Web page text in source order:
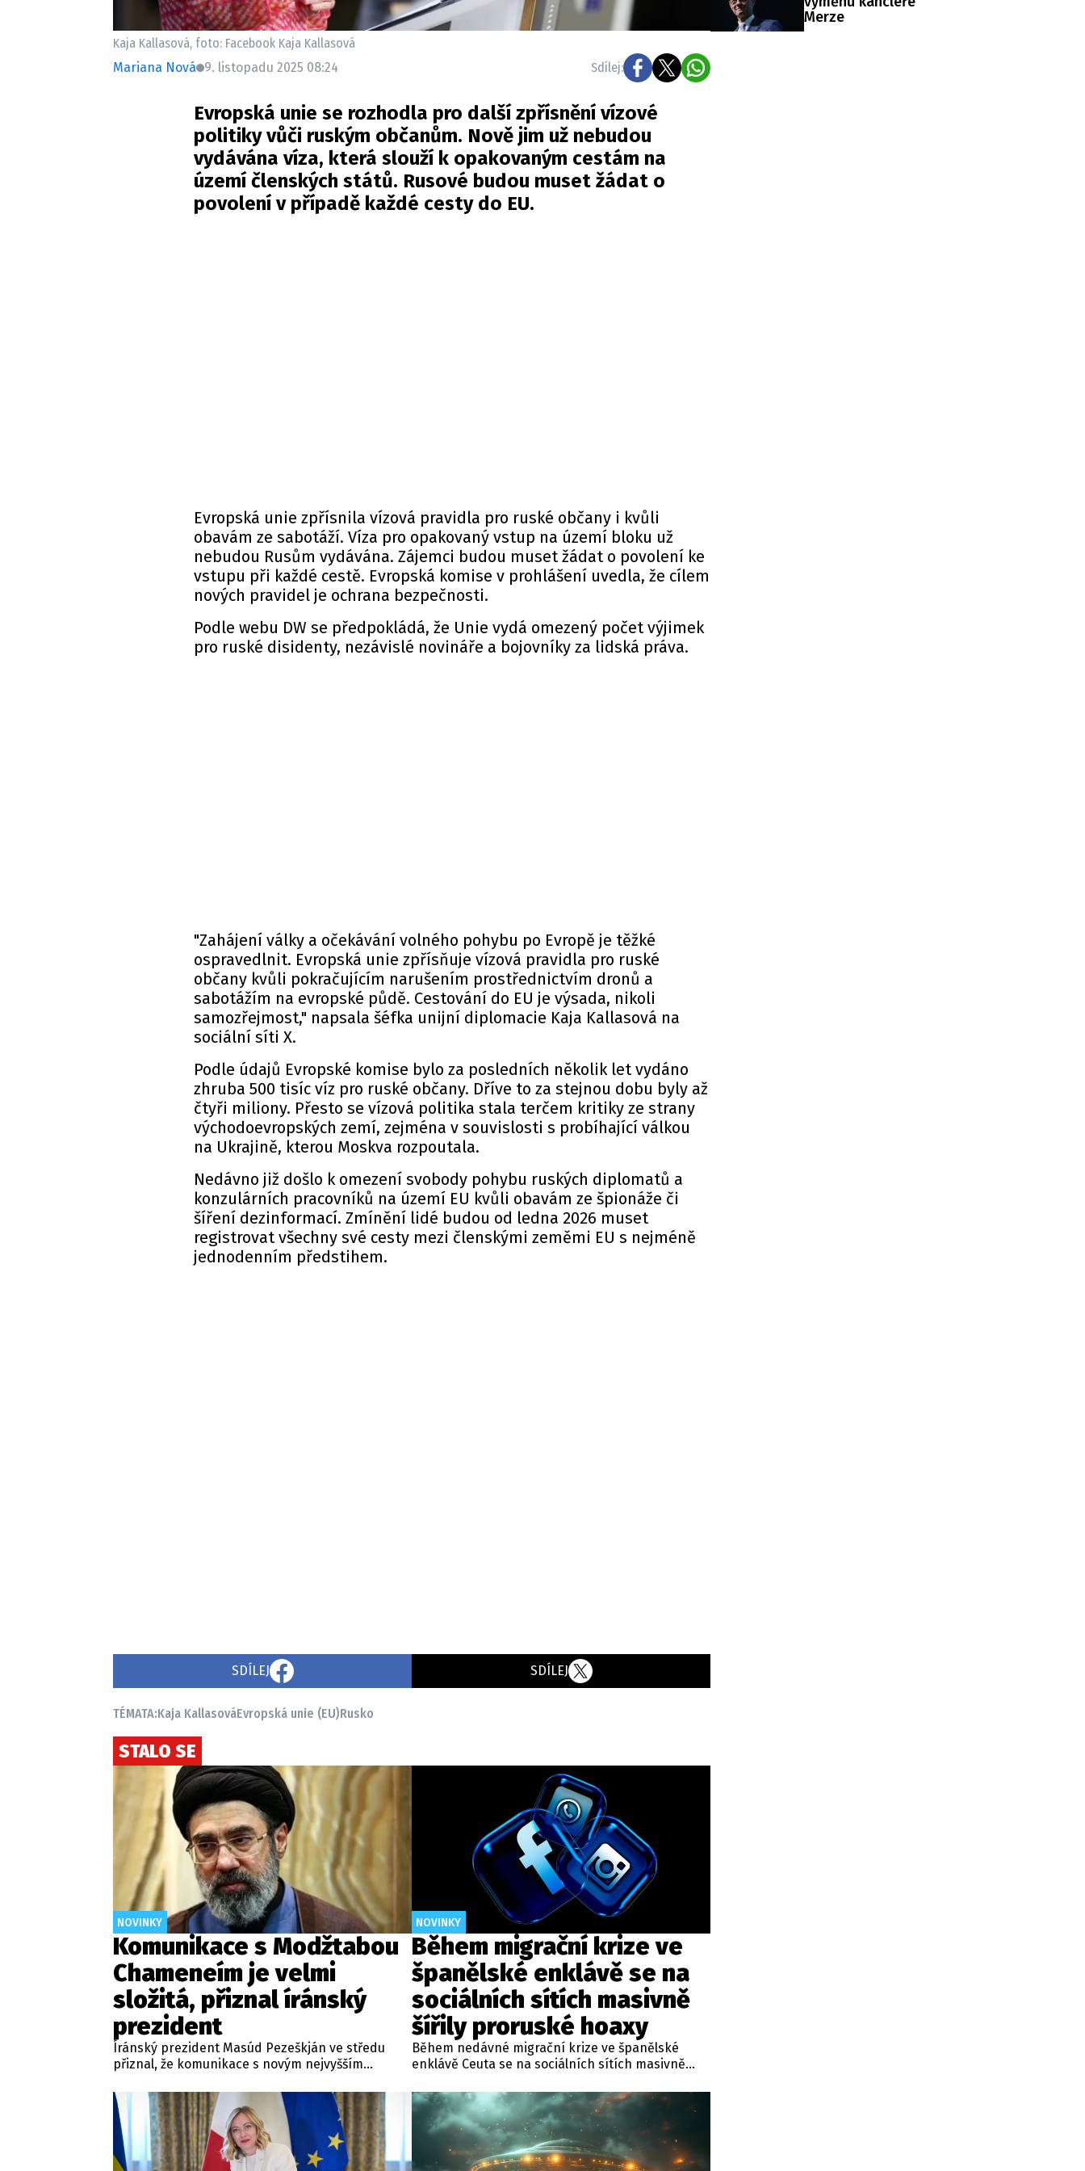
Kaja Kallasová, foto: Facebook Kaja Kallasová
Mariana Nová
9. listopadu 2025 08:24 Sdílej:
Evropská unie se rozhodla pro další zpřísnění vízové
politiky vůči ruským občanům. Nově jim už nebudou
vydávána víza, která slouží k opakovaným cestám na
území členských států. Rusové budou muset žádat o
povolení v případě každé cesty do EU.
Evropská unie zpřísnila vízová pravidla pro ruské občany i kvůli
obavám ze sabotáží. Víza pro opakovaný vstup na území bloku už
nebudou Rusům vydávána. Zájemci budou muset žádat o povolení ke
vstupu při každé cestě. Evropská komise v prohlášení uvedla, že cílem
nových pravidel je ochrana bezpečnosti.
Podle webu DW se předpokládá, že Unie vydá omezený počet výjimek
pro ruské disidenty, nezávislé novináře a bojovníky za lidská práva.
"Zahájení války a očekávání volného pohybu po Evropě je těžké
ospravedlnit. Evropská unie zpřísňuje vízová pravidla pro ruské
občany kvůli pokračujícím narušením prostřednictvím dronů a
sabotážím na evropské půdě. Cestování do EU je výsada, nikoli
samozřejmost," napsala šéfka unijní diplomacie Kaja Kallasová na
sociální síti X.
Podle údajů Evropské komise bylo za posledních několik let vydáno
zhruba 500 tisíc víz pro ruské občany. Dříve to za stejnou dobu byly až
čtyři miliony. Přesto se vízová politika stala terčem kritiky ze strany
východoevropských zemí, zejména v souvislosti s probíhající válkou
na Ukrajině, kterou Moskva rozpoutala.
Nedávno již došlo k omezení svobody pohybu ruských diplomatů a
konzulárních pracovníků na území EU kvůli obavám ze špionáže či
šíření dezinformací. Zmínění lidé budou od ledna 2026 muset
registrovat všechny své cesty mezi členskými zeměmi EU s nejméně
jednodenním předstihem.
SDÍLEJ SDÍLEJ
TÉMATA:Kaja KallasováEvropská unie (EU)Rusko
STALO SE
NOVINKY
Komunikace s Modžtabou
Chameneím je velmi
složitá, přiznal íránský
prezident
Íránský prezident Masúd Pezeškján ve středu
přiznal, že komunikace s novým nejvyšším
době velmi složitá. Hlavní představitel země se
totiž od svého nástupu do funkce na veřejnosti
neukázal, k čemuž přispělo jeho zranění z
nedávného americko-izraelského úderu, při němž
zahynul jeho otec.
NOVINKY
Během migrační krize ve
španělské enklávě se na
sociálních sítích masivně
šířily proruské hoaxy
Během nedávné migrační krize ve španělské
enklávě Ceuta se na sociálních sítích masivně
Analýza skupiny pro boj proti dezinformacím 411
ukázala, že účty spojené s ruskými strukturami
oslovily v prvních dnech krize statisíce lidí.
Merze